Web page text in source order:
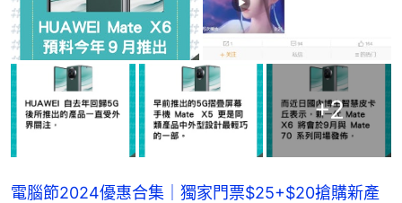
+2
電腦節2024優惠合集｜獨家門票$25+$20搶購新產